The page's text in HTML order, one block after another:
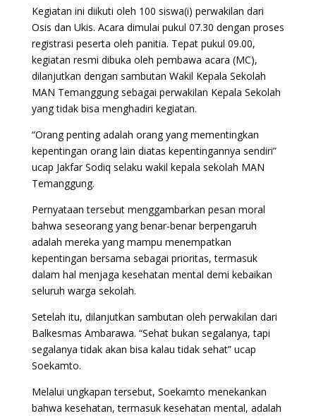
Kegiatan ini diikuti oleh 100 siswa(i) perwakilan dari
Osis dan Ukis. Acara dimulai pukul 07.30 dengan proses
registrasi peserta oleh panitia. Tepat pukul 09.00,
kegiatan resmi dibuka oleh pembawa acara (MC),
dilanjutkan dengan sambutan Wakil Kepala Sekolah
MAN Temanggung sebagai perwakilan Kepala Sekolah
yang tidak bisa menghadiri kegiatan.
“Orang penting adalah orang yang mementingkan
kepentingan orang lain diatas kepentingannya sendiri”
ucap Jakfar Sodiq selaku wakil kepala sekolah MAN
Temanggung.
Pernyataan tersebut menggambarkan pesan moral
bahwa seseorang yang benar-benar berpengaruh
adalah mereka yang mampu menempatkan
kepentingan bersama sebagai prioritas, termasuk
dalam hal menjaga kesehatan mental demi kebaikan
seluruh warga sekolah.
Setelah itu, dilanjutkan sambutan oleh perwakilan dari
Balkesmas Ambarawa. “Sehat bukan segalanya, tapi
segalanya tidak akan bisa kalau tidak sehat” ucap
Soekamto.
Melalui ungkapan tersebut, Soekamto menekankan
bahwa kesehatan, termasuk kesehatan mental, adalah